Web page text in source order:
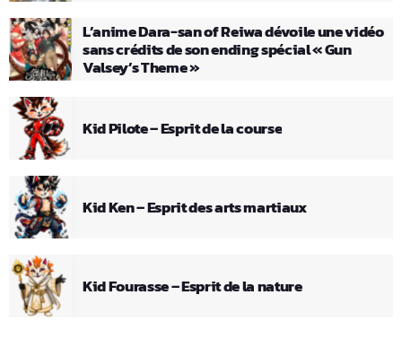
L’anime Dara-san of Reiwa dévoile une vidéo
sans crédits de son ending spécial « Gun
Valsey’s Theme »
Kid Pilote – Esprit de la course
Kid Ken – Esprit des arts martiaux
Kid Fourasse – Esprit de la nature